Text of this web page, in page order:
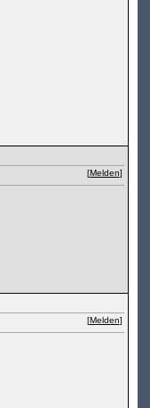
[Melden]
[Melden]